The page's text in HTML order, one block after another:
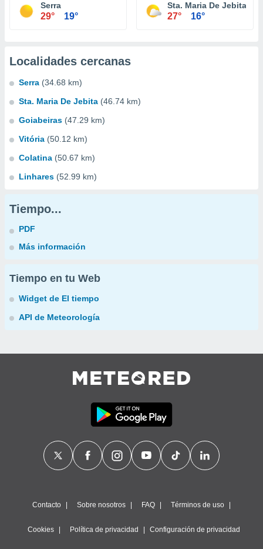
Serra
29° 19°
Sta. Maria De Jebita
27° 16°
Localidades cercanas
Serra (34.68 km)
Sta. Maria De Jebita (46.74 km)
Goiabeiras (47.29 km)
Vitória (50.12 km)
Colatina (50.67 km)
Linhares (52.99 km)
Tiempo...
PDF
Más información
Tiempo en tu Web
Widget de El tiempo
API de Meteorología
Contacto Sobre nosotros FAQ Términos de uso
Cookies Política de privacidad Configuración de privacidad